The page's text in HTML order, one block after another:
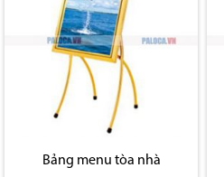
Bảng menu tòa nhà